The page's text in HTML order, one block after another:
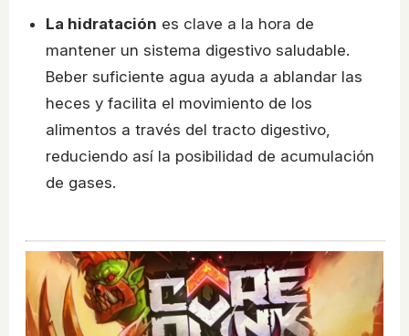
La hidratación es clave a la hora de
mantener un sistema digestivo saludable.
Beber suficiente agua ayuda a ablandar las
heces y facilita el movimiento de los
alimentos a través del tracto digestivo,
reduciendo así la posibilidad de acumulación
de gases.